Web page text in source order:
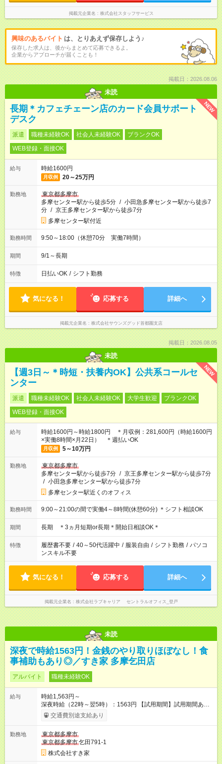
掲載元企業名 株式会社スタッフサービス
興味のあるバイト は、とりあえず保存しよう♪
保存した求人は、後からまとめて応募できるよ。
企業からアプローチが届くことも！
掲載日：2026.08.06
未読
NEW
長期＊カフェチェーン店のカード会員サポート
デスク
派遣 職種未経験OK 社会人未経験OK
ブランクOK
WEB登録・面接OK
給与 時給1600円
月収例 20～25万円
勤務地
東京都多摩市
多摩センター駅から徒歩5分 / 小田急多摩センター駅から徒歩7
分 / 京王多摩センター駅から徒歩7分
多摩センター駅付近
勤務時間 9:50～18:00（休憩70分 実働7時間）
期間 9/1～長期
特徴 日払いOK / シフト勤務
気になる！ 応募する 詳細へ
掲載元企業名 株式会社サウンズグッド首都圏支店
掲載日：2026.08.05
未読
NEW
【週3日～＊時短・扶養内OK】公共系コールセ
ンター
派遣 職種未経験OK 社会人未経験OK 大学生歓迎
ブランクOK
WEB登録・面接OK
給与
時給1600円～時給1800円 ＊月収例：281,600円（時給1600円
×実働8時間×月22日） ＊週払いOK
月収例 5～10万円
勤務地
東京都多摩市
多摩センター駅から徒歩7分 / 京王多摩センター駅から徒歩7分
/ 小田急多摩センター駅から徒歩7分
多摩センター駅近くのオフィス
勤務時間 9:00～21:00の間で実働4～8時間(休憩60分) ＊シフト相談OK
期間 長期 ＊3ヵ月短期or長期＊開始日相談OK＊
特徴 履歴書不要 / 40～50代活躍中 / 服装自由 / シフト勤務 / パソコ
ンスキル不要
気になる！ 応募する 詳細へ
掲載元企業名 株式会社ラブキャリア セントラルオフィス_登戸
未読
深夜で時給1563円！金銭のやり取りほぼなし！食
事補助もあり◎／すき家 多摩乞田店
アルバイト 職種未経験OK
給与
時給1,563円～
深夜時給（22時～翌5時）：1563円 【試用期間】試用期間あり
試用期間の長さ：1ヶ月 雇用形態、給与は本採用時と同じです。
試用期間の実態は30日（※条件変更なし）ですが、切り上げで
同時給）
交通費別途支給あり
勤務地
東京都多摩市
東京都多摩市乞田791-1
株式会社すき家